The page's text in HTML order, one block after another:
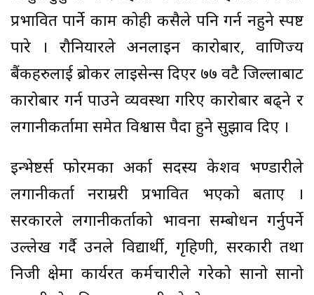
प्रभावित पार्ने काम कोही कसैले पनि गर्न नहुने स्पष्ट
पारे । रौनियारले अनलाइन कारोबार, वाणिज्य
बैंकहरुलाई ब्रोकर लाइसेन्स दिएर ७७ वटै जिल्लाबाट
कारोबार गर्न पाउने व्यवस्था गरिए कारोबार बढ्ने र
लगानीकर्तामा समेत विश्वास पैदा हुने सुझाव दिए ।
इन्भेष्टर्स फोरमका अर्का सदस्य केशव भण्डारीले
लगानीकर्ता नराम्ररी प्रभावित भएको बताए ।
सरकारले लगानीकर्ताको भावना सम्बोधन गर्नुपर्ने
उल्लेख गर्दै उनले विद्यार्थी, गृहिणी, सरकारी तथा
निजी क्षेत्रमा कार्यरत कर्मचारीले गरेको सानो सानो